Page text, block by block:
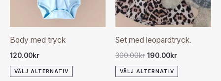
Body med tryck
120.00kr
VÄLJ ALTERNATIV
varianter.
De
väljas
Set med leopardtryck.
300.00kr 190.00kr
VÄLJ ALTERNATIV
varianter.
De
väljas